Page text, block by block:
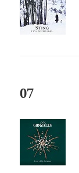
07